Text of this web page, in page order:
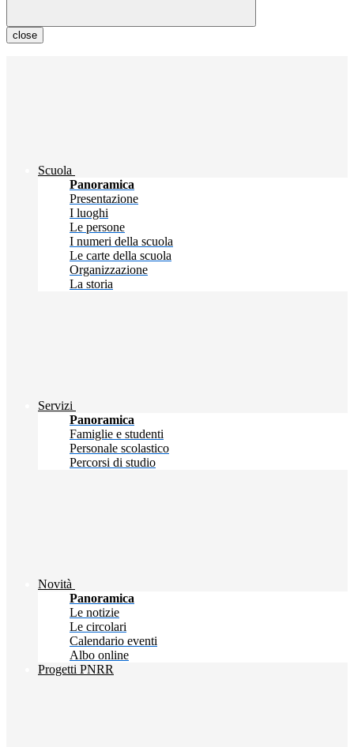
close
Scuola
Panoramica
Presentazione
I luoghi
Le persone
I numeri della scuola
Le carte della scuola
Organizzazione
La storia
Servizi
Panoramica
Famiglie e studenti
Personale scolastico
Percorsi di studio
Novità
Panoramica
Le notizie
Le circolari
Calendario eventi
Albo online
Progetti PNRR